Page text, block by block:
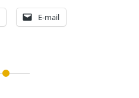
E-mail